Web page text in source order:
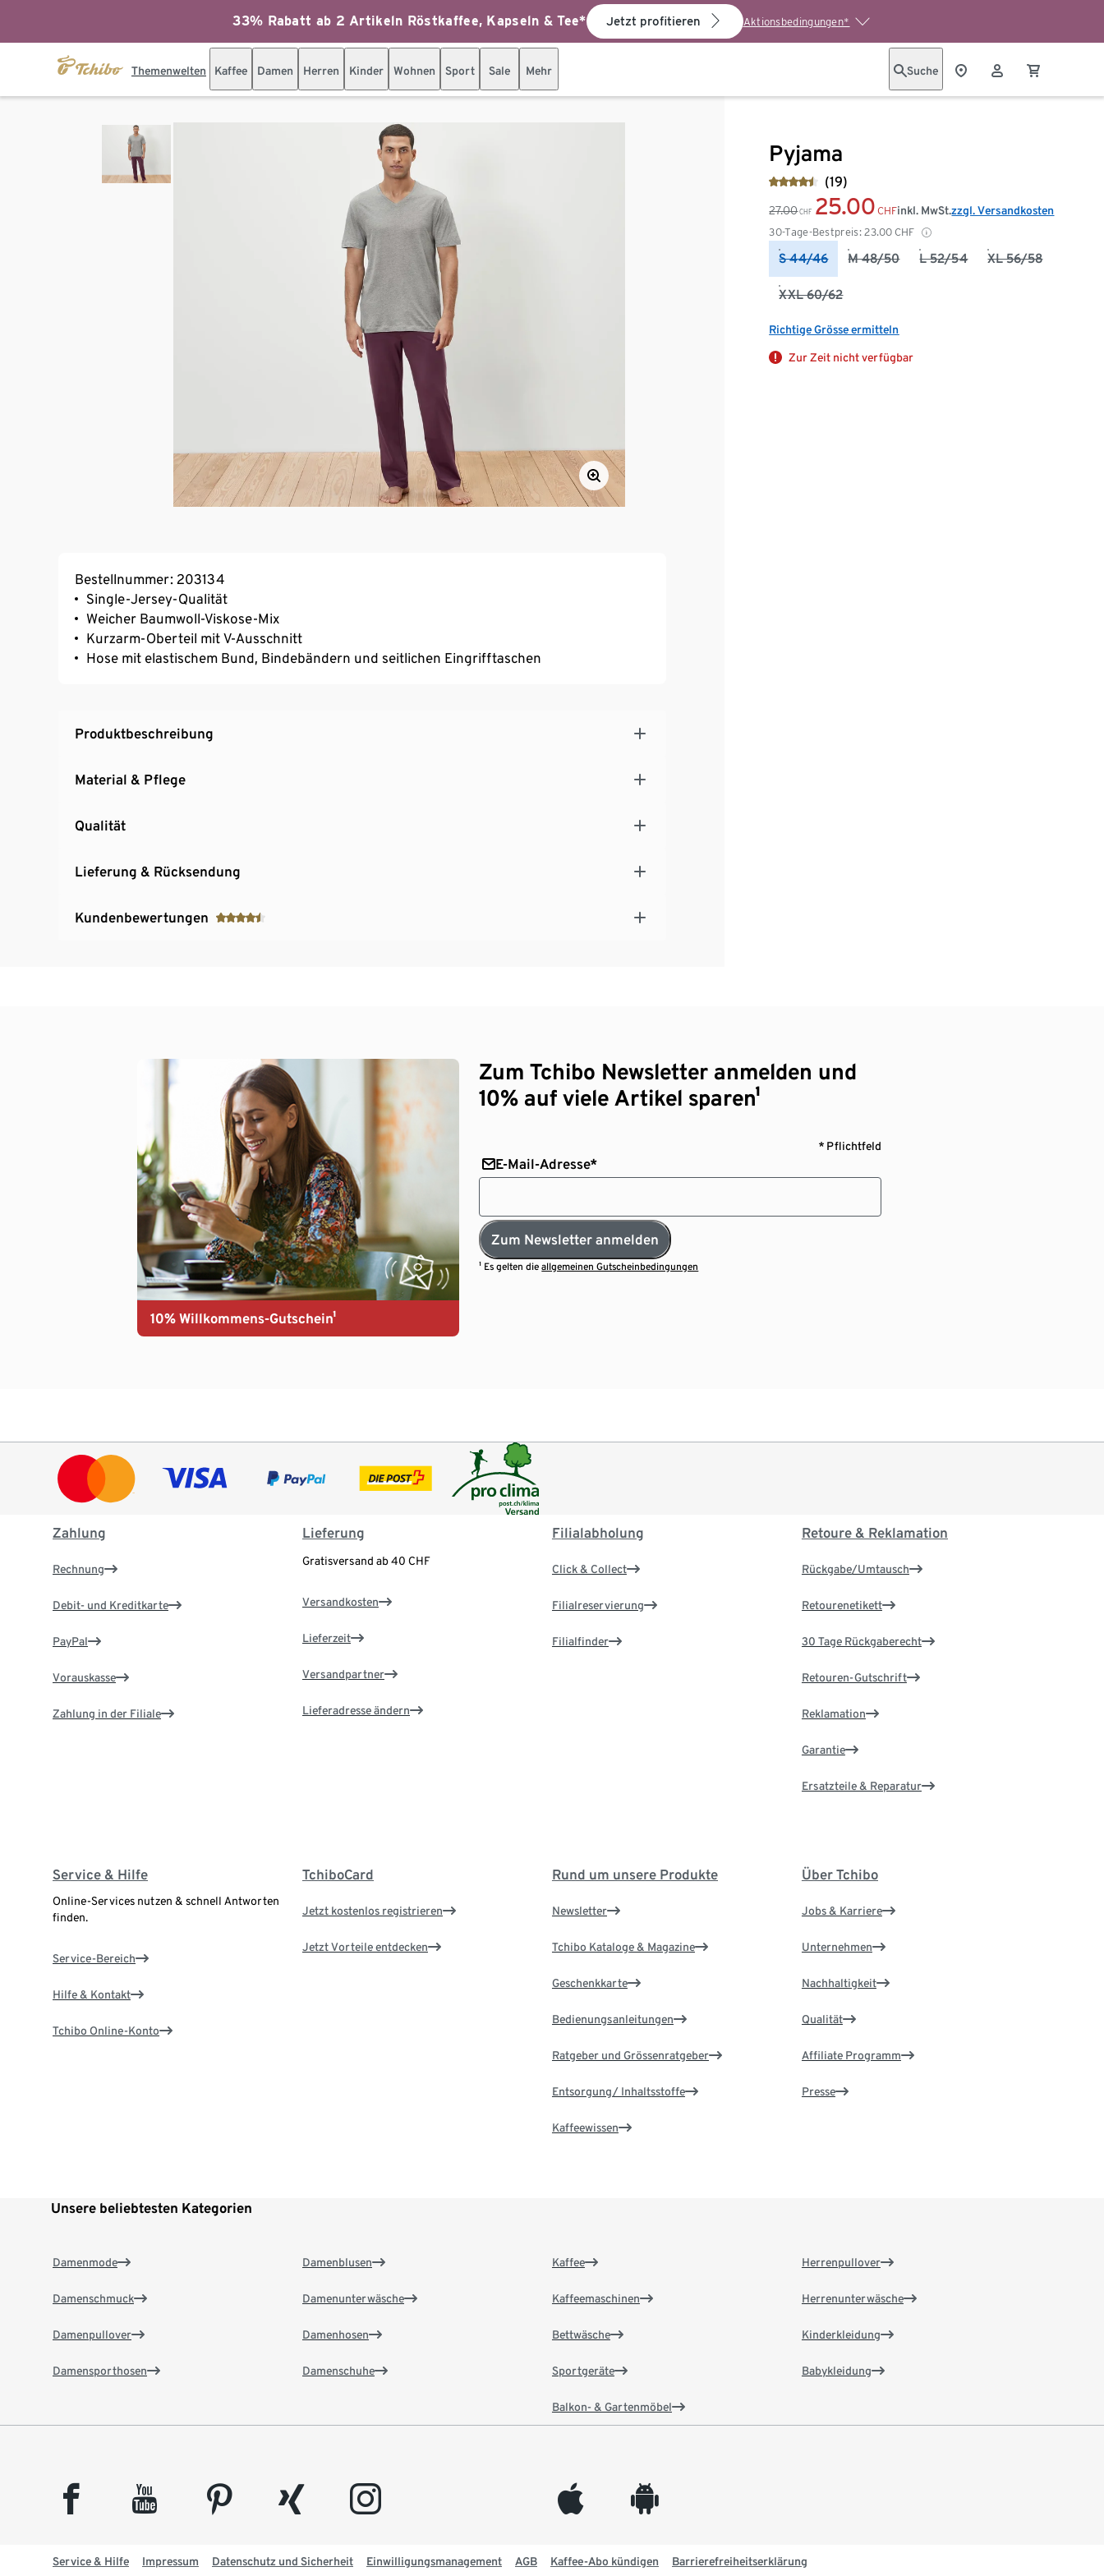
33% Rabatt ab 2 Artikeln Röstkaffee, Kapseln & Tee* Jetzt profitieren Aktionsbedingungen*
Themenwelten Kaffee Damen Herren Kinder Wohnen Sport Sale Mehr Suche
Pyjama
(19)
27.00 CHF 25.00 CHF
30-Tage-Bestpreis: 23.00 CHF
inkl. MwSt.zzgl. Versandkosten
S 44/46 M 48/50 L 52/54 XL 56/58
XXL 60/62
Richtige Grösse ermitteln
Zur Zeit nicht verfügbar
Bestellnummer: 203134
Single-Jersey-Qualität
Weicher Baumwoll-Viskose-Mix
Kurzarm-Oberteil mit V-Ausschnitt
Hose mit elastischem Bund, Bindebändern und seitlichen Eingrifftaschen
Produktbeschreibung
Material & Pflege
Qualität
Lieferung & Rücksendung
Kundenbewertungen
10% Willkommens-Gutschein¹
Zum Tchibo Newsletter anmelden und
10% auf viele Artikel sparen¹
* Pflichtfeld
E-Mail-Adresse*
Zum Newsletter anmelden
¹ Es gelten dieallgemeinen Gutscheinbedingungen
Zahlung
Rechnung
Debit- und Kreditkarte
PayPal
Vorauskasse
Zahlung in der Filiale
Lieferung
Gratisversand ab 40 CHF
Versandkosten
Lieferzeit
Versandpartner
Lieferadresse ändern
Filialabholung
Click & Collect
Filialreservierung
Filialfinder
Retoure & Reklamation
Rückgabe/Umtausch
Retourenetikett
30 Tage Rückgaberecht
Retouren-Gutschrift
Reklamation
Garantie
Ersatzteile & Reparatur
Service & Hilfe
Online-Services nutzen & schnell Antworten
finden.
Service-Bereich
Hilfe & Kontakt
Tchibo Online-Konto
TchiboCard
Jetzt kostenlos registrieren
Jetzt Vorteile entdecken
Rund um unsere Produkte
Newsletter
Tchibo Kataloge & Magazine
Geschenkkarte
Bedienungsanleitungen
Ratgeber und Grössenratgeber
Entsorgung/ Inhaltsstoffe
Kaffeewissen
Über Tchibo
Jobs & Karriere
Unternehmen
Nachhaltigkeit
Qualität
Affiliate Programm
Presse
Unsere beliebtesten Kategorien
Damenmode
Damenschmuck
Damenpullover
Damensporthosen
Damenblusen
Damenunterwäsche
Damenhosen
Damenschuhe
Kaffee
Kaffeemaschinen
Bettwäsche
Sportgeräte
Balkon- & Gartenmöbel
Herrenpullover
Herrenunterwäsche
Kinderkleidung
Babykleidung
facebook youtube pinterest xing instagram appleinc android
Service & Hilfe Impressum Datenschutz und Sicherheit Einwilligungsmanagement AGB Kaffee-Abo kündigen Barrierefreiheitserklärung